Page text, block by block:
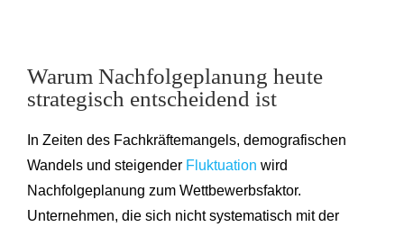
Warum Nachfolgeplanung heute
strategisch entscheidend ist
In Zeiten des Fachkräftemangels, demografischen
Wandels und steigender Fluktuation wird
Nachfolgeplanung zum Wettbewerbsfaktor.
Unternehmen, die sich nicht systematisch mit der